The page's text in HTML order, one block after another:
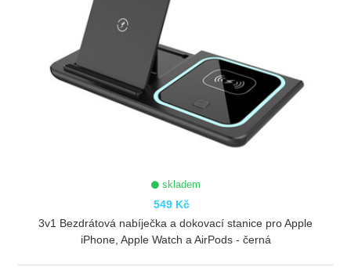
skladem
549 Kč
3v1 Bezdrátová nabíječka a dokovací stanice pro Apple
iPhone, Apple Watch a AirPods - černá